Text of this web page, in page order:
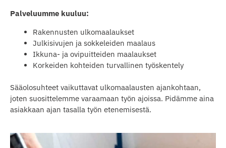
Palveluumme kuuluu:
Rakennusten ulkomaalaukset
Julkisivujen ja sokkeleiden maalaus
Ikkuna- ja ovipuitteiden maalaukset
Korkeiden kohteiden turvallinen työskentely
Sääolosuhteet vaikuttavat ulkomaalausten ajankohtaan,
joten suosittelemme varaamaan työn ajoissa. Pidämme aina
asiakkaan ajan tasalla työn etenemisestä.